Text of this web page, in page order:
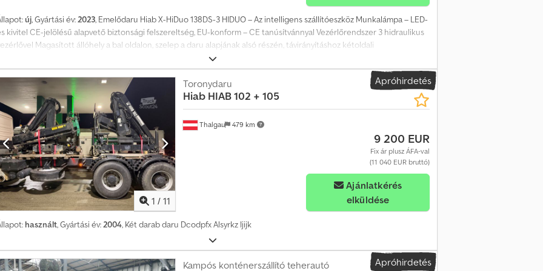
új, Gyártási év:2023, Emelődaru Hiab X-HiDuo 138DS-3 HIDUO – Az intelligens szállítóeszköz Munkalámpa – LED-
kivitel CE-jelölésű alapvető biztonsági felszereltség, EU-konform – CE tanúsítvánnyal Vezérlőrendszer 3 hidraulikus
Magasított állóhely a bal oldalon, szelep a daru alapjának alsó részén, távirányításhoz kétoldali
kezelőberendezés, elektronikai rendszer – SPACE X4 – bal- és jobb oldalon egy-egy interfész található, 24V DC Az
piano távirányító vezeték nélküli vagy kábelen keresztül is használható A láthatatlan biztonsági kabin, OPS A D-
csuklóban van egy karos kapcsolat a hajlító- és emelőkar között (térdízület). 2 m = 4700 kg 5 m = 2600 kg 7 m = 1800 kg
9 m = 1340 kg 11 m = 1060 kg = További információk = Djdpfx Aeyntk Rslisck Gyártási év: 2023 Általános állapot: nagyon jó
állapot: nagyon jó Külső állapot: nagyon jó
Apróhirdetés
1 / 11
Thalgau 479 km
Toronydaru
Hiab HIAB 102 + 105
9 200 EUR
Fix ár plusz ÁFA-val
(11 040 EUR bruttó)
Ajánlatkérés
elküldése
használt, Gyártási év:2004, Két darab daru Dcodpfx Alsyrkz Ijijk
Apróhirdetés
Kampós konténerszállító teherautó